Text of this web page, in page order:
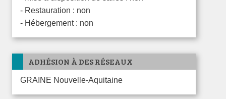
- Restauration : non
- Hébergement : non
ADHÉSION À DES RÉSEAUX
GRAINE Nouvelle-Aquitaine